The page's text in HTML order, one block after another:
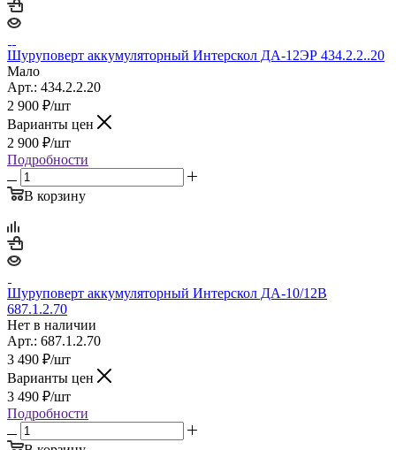
Шуруповерт аккумуляторный Интерскол ДА-12ЭР 434.2.2..20
Мало
Арт.: 434.2.2.20
2 900 ₽/шт
Варианты цен
2 900 ₽/шт
Подробности
В корзину
Шуруповерт аккумуляторный Интерскол ДА-10/12В
687.1.2.70
Нет в наличии
Арт.: 687.1.2.70
3 490 ₽/шт
Варианты цен
3 490 ₽/шт
Подробности